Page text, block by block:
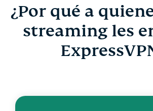
¿Por qué a
streaming les